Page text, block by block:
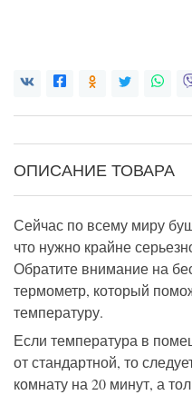
ОПИСАНИЕ ТОВАРА
Сейчас по всему миру
что нужно крайне
Обратите внимание на
термометр, который
температуру.
Если температура в
от стандартной, то
комнату на 20 минут, а